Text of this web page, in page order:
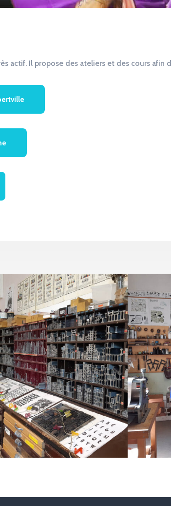
actif. Il propose des ateliers et des cours